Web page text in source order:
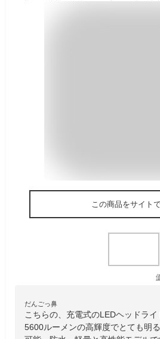
この商品をサイト
だんごっ鼻
こちらの、充電式のLEDヘッドラ
5600ルーメンの高輝度でとても明